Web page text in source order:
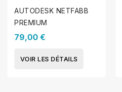
AUTODESK NETFABB
PREMIUM
79,00 €
VOIR LES DÉTAILS